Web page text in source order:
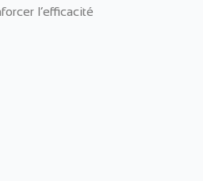
l’efficacité